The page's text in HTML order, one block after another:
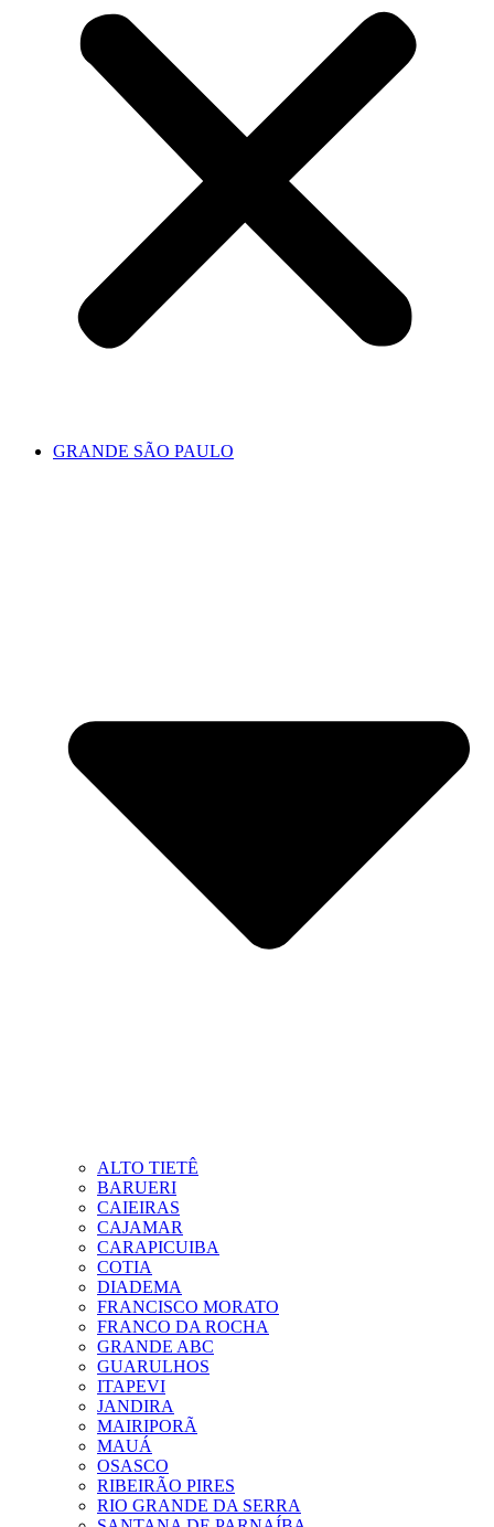
GRANDE SÃO PAULO
ALTO TIETÊ
BARUERI
CAIEIRAS
CAJAMAR
CARAPICUIBA
COTIA
DIADEMA
FRANCISCO MORATO
FRANCO DA ROCHA
GRANDE ABC
GUARULHOS
ITAPEVI
JANDIRA
MAIRIPORÃ
MAUÁ
OSASCO
RIBEIRÃO PIRES
RIO GRANDE DA SERRA